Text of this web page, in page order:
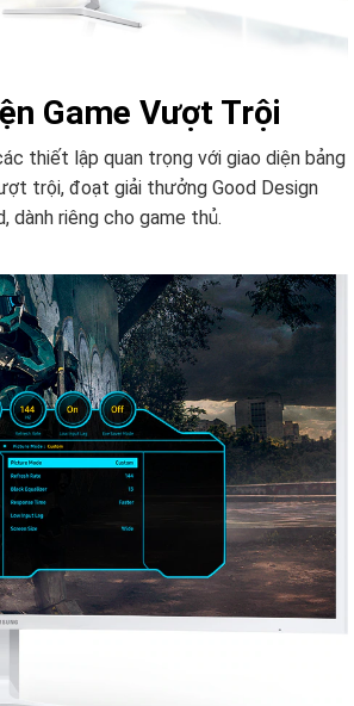
Game Vượt Trội
thiết lập quan trọng với giao diện bảng
trội, đoạt giải thưởng Good Design
dành riêng cho game thủ.